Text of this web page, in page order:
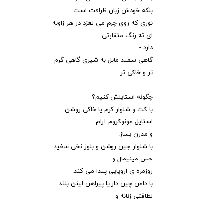
بلکه خودش زبان ظرافت است.
نوری که روی چرم می لغزد در هر زاویه
ای ته رنگ متفاوتی
دارد -
گاهی سفید مایل به شیری گاهی گرم
تر و خاکی تر.
چگونه استایلش کنیم؟
با کت و شلوار کرم یا خاکی روشن
استایل مونوکروم آرام
و مدرن بساز.
با شلوار جین روشن و بلوز نخی سفید
حس مینیمال و
روزمره ی اروپایی پیدا می کند.
با دامن چین دار یا پیراهن لینن بلند
لطافتی زنانه و